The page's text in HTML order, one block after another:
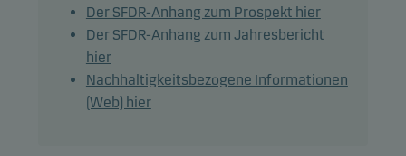
Der Fonds hat kein Durationsziel.
Empfehlung: Dieser Fonds ist unter Umständen für
Anleger nicht geeignet, die ihr Geld innerhalb eines
Zeitraums von 3 Jahren aus dem Fonds wieder
Der SFDR-Anhang zum Prospekt hier
Der SFDR-Anhang zum Jahresbericht
hier
Nachhaltigkeitsbezogene Informationen
(Web) hier